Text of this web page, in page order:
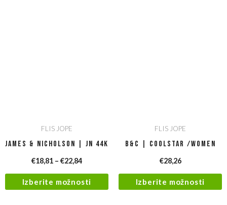
FLIS JOPE
James & Nicholson | JN 44K
€18,81 – €22,84
Izberite možnosti
FLIS JOPE
B&C | Coolstar /women
€28,26
Izberite možnosti